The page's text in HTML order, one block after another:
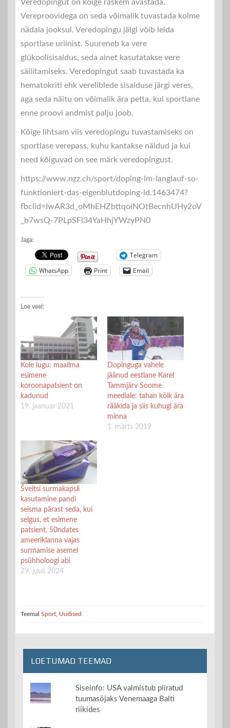
Veredopingut on kõige raskem avastada.
Vereproovidega on seda võimalik tuvastada kolme
nädala jooksul. Veredopingu jälgi võib leida
sportlase uriinist. Suureneb ka vere
glükoolisisaldus, seda ainet kasutatakse vere
säilitamiseks. Veredopingut saab tuvastada ka
hematokriti ehk vereliblede sisalduse järgi veres,
aga seda näitu on võimalik ära petta, kui sportlane
enne proovi andmist palju joob.
Kõige lihtsam viis veredopingu tuvastamiseks on
sportlase verepass, kuhu kantakse näidud ja kui
need kõiguvad on see märk veredopingust.
https://www.nzz.ch/sport/doping-im-langlauf-so-
funktioniert-das-eigenblutdoping-ld.1463474?
fbclid=IwAR3d_oMhEHZbttqoiNOtBecnhUHy2oV
_b7wsQ-7PLpSFl34YaHhjYWzyPN0
Jaga:
Telegram
WhatsApp
Print Email
Loe veel:
Kole lugu: maailma
esimene
koroonapatsient on
kadunud
19. jaanuar 2021
Dopinguga vahele
jäänud eestlane Karel
Tammjärv Soome
meediale: tahan kõik ära
rääkida ja siis kuhugi ära
minna
1. märts 2019
Šveitsi surmakapsli
kasutamine pandi
seisma pärast seda, kui
selgus, et esimene
patsient, 50ndates
ameeriklanna vajas
surmamise asemel
psühholoogi abi
29. juuli 2024
Teemal Sport Uudised
LOETUMAD TEEMAD
Siseinfo: USA valmistub piiratud
tuumasõjaks Venemaaga Balti
riikides